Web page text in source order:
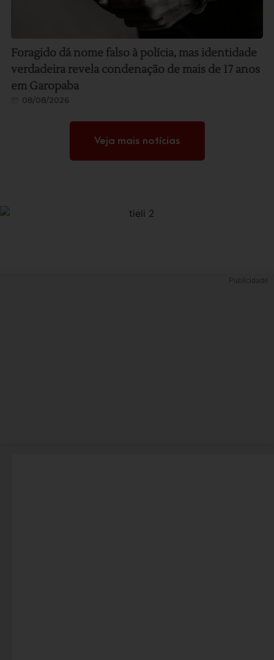
Foragido dá nome falso à polícia, mas identidade
verdadeira revela condenação de mais de 17 anos
em Garopaba
08/08/2026
Veja mais notícias
Publicidade